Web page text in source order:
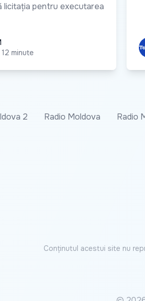
licitația pentru executarea
minute
2 Radio Moldova Radio
Conținutul acestui site nu